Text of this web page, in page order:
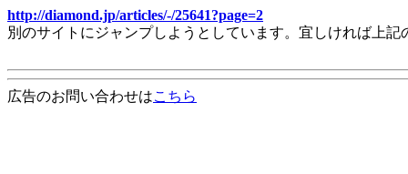
http://diamond.jp/articles/-/25641?page=2
別のサイトにジャンプしようとしています。宜しければ上
広告のお問い合わせはこちら